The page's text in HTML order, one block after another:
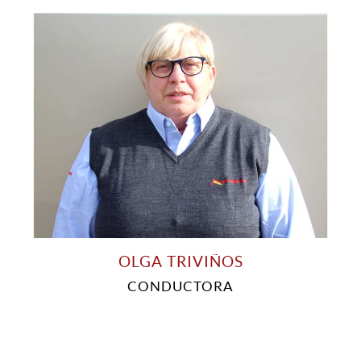
OLGA TRIVIÑOS
CONDUCTORA